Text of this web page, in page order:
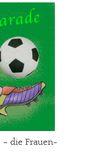
– die Frauen-